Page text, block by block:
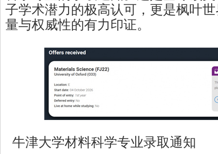
子学术潜力的极高认可，更是枫叶
量与权威性的有力印证。
牛津大学材料科学专业录取通知